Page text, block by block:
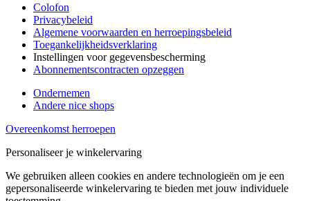
Colofon
Privacybeleid
Algemene voorwaarden en herroepingsbeleid
Toegankelijkheidsverklaring
Instellingen voor gegevensbescherming
Abonnementscontracten opzeggen
Ondernemen
Andere nice shops
Overeenkomst herroepen
Personaliseer je winkelervaring
We gebruiken alleen cookies en andere technologieën om je een
gepersonaliseerde winkelervaring te bieden met jouw individuele